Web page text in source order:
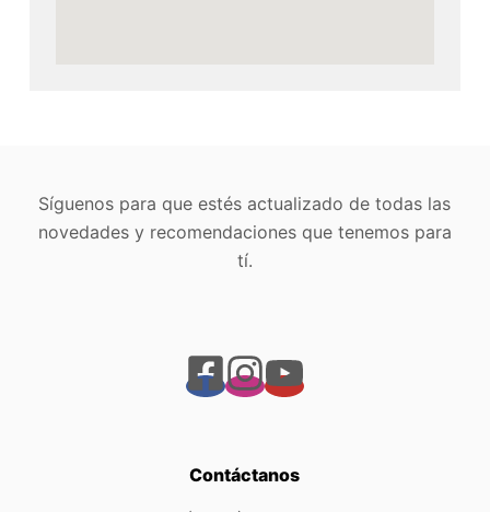
Síguenos para que estés actualizado de todas las
novedades y recomendaciones que tenemos para
tí.
Contáctanos